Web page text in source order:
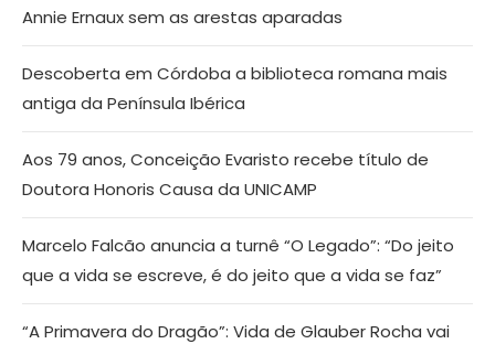
Annie Ernaux sem as arestas aparadas
Descoberta em Córdoba a biblioteca romana mais
antiga da Península Ibérica
Aos 79 anos, Conceição Evaristo recebe título de
Doutora Honoris Causa da UNICAMP
Marcelo Falcão anuncia a turnê “O Legado”: “Do jeito
que a vida se escreve, é do jeito que a vida se faz”
“A Primavera do Dragão”: Vida de Glauber Rocha vai